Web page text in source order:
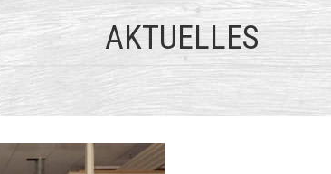
AKTUELLES